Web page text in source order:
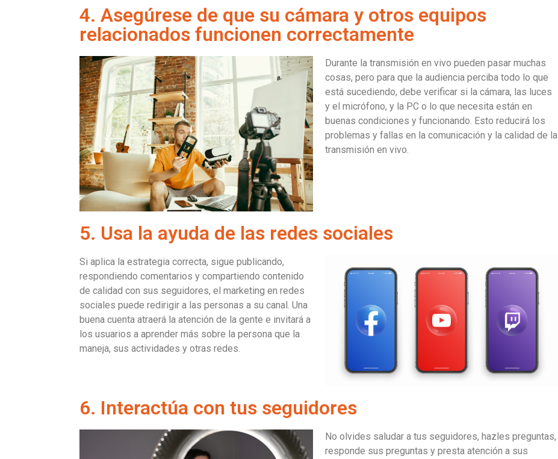
4. Asegúrese de que su cámara y otros equipos
relacionados funcionen correctamente
Durante la transmisión en vivo pueden pasar muchas
cosas, pero para que la audiencia perciba todo lo que
está sucediendo, debe verificar si la cámara, las luces
y el micrófono, y la PC o lo que necesita están en
buenas condiciones y funcionando. Esto reducirá los
problemas y fallas en la comunicación y la calidad de la
transmisión en vivo.
5. Usa la ayuda de las redes sociales
Si aplica la estrategia correcta, sigue publicando,
respondiendo comentarios y compartiendo contenido
de calidad con sus seguidores, el marketing en redes
sociales puede redirigir a las personas a su canal. Una
buena cuenta atraerá la atención de la gente e invitará a
los usuarios a aprender más sobre la persona que la
maneja, sus actividades y otras redes.
6. Interactúa con tus seguidores
No olvides saludar a tus seguidores, hazles preguntas,
responde sus preguntas y presta atención a sus